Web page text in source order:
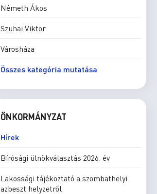
Németh Ákos
Szuhai Viktor
Városháza
Összes kategória mutatása
ÖNKORMÁNYZAT
Hírek
Bírósági ülnökválasztás 2026. év
Lakossági tájékoztató a szombathelyi
azbeszt helyzetről